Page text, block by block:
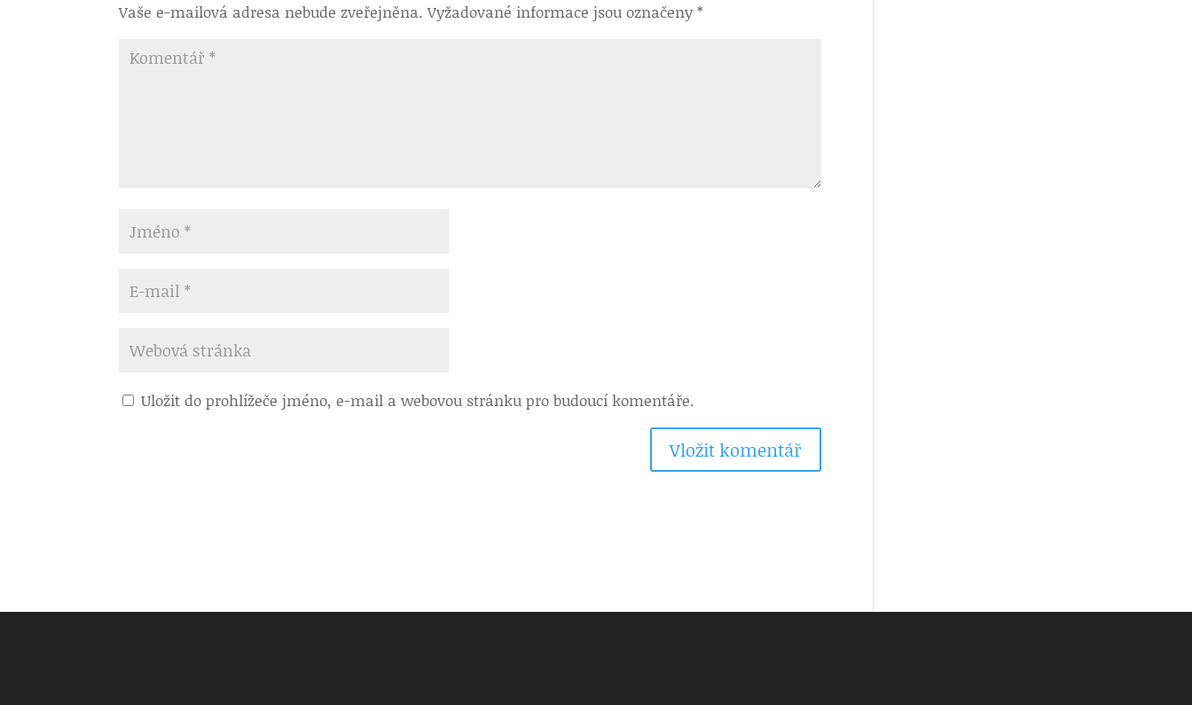
Vaše e-mailová adresa nebude zveřejněna. Vyžadované informace jsou označeny*
Uložit do prohlížeče jméno, e-mail a webovou stránku pro budoucí komentáře.